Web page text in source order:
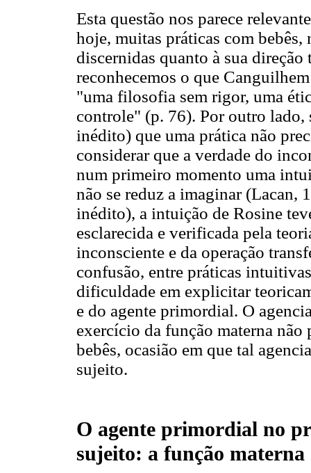
Esta questão nos parece
hoje, muitas práticas com
discernidas quanto à sua
reconhecemos o que
"uma filosofia sem rigor, uma
controle" (p. 76). Por outro lado,
inédito) que uma prática não
considerar que a verdade do
num primeiro momento uma
não se reduz a imaginar (Lacan,
inédito), a intuição de Rosine
esclarecida e verificada pela
inconsciente e da operação
confusão, entre práticas
dificuldade em explicitar
e do agente primordial. O
exercício da função materna
bebês, ocasião em que tal
sujeito.
O agente primordial no
sujeito: a função materna